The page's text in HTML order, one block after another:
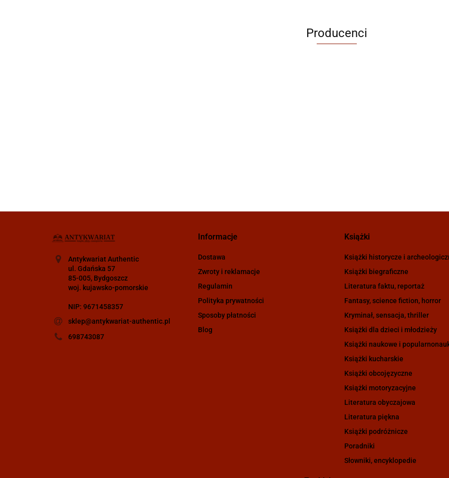
Producenci
Antykwariat Authentic
ul. Gdańska 57
85-005, Bydgoszcz
woj. kujawsko-pomorskie
NIP: 9671458357
sklep@antykwariat-authentic.pl
698743087
Informacje
Dostawa
Zwroty i reklamacje
Regulamin
Polityka prywatności
Sposoby płatności
Blog
Książki
Książki historycze i
Książki biegraficzne
Literatura faktu, reportaż
Fantasy, science fiction, horror
Kryminał, sensacja, thriller
Książki dla dzieci i młodzieży
Książki naukowe i
Książki kucharskie
Książki obcojęzyczne
Książki motoryzacyjne
Literatura obyczajowa
Literatura piękna
Książki podróżnicze
Poradniki
Słowniki, encyklopedie